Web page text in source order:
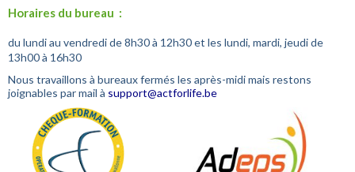
Horaires du bureau :
du lundi au vendredi de 8h30 à 12h30 et les lundi, mardi, jeudi de
13h00 à 16h30
Nous travaillons à bureaux fermés les après-midi mais restons
joignables par mail à support@actforlife.be